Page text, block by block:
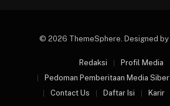
© 2026 ThemeSphere. Designed by
Redaksi Profil Media
Pedoman Pemberitaan Media Siber
Contact Us
Daftar Isi Karir